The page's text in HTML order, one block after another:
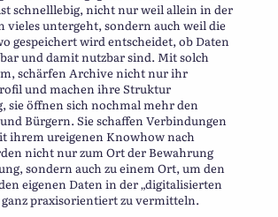
schnelllebig, nicht nur weil allein in der
vieles untergeht, sondern auch weil die
gespeichert wird entscheidet, ob Daten
und damit nutzbar sind. Mit solch
schärfen Archive nicht nur ihr
und machen ihre Struktur
sie öffnen sich nochmal mehr den
Bürgern. Sie schaffen Verbindungen
ihrem ureigenen Knowhow nach
nicht nur zum Ort der Bewahrung
sondern auch zu einem Ort, um den
eigenen Daten in der „digitalisierten
ganz praxisorientiert zu vermitteln.